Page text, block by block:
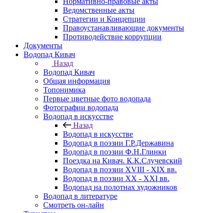
Ведомственные акты
Стратегии и Концепции
Правоустанавливающие документы
Противодействие коррупции
Документы
Водопад Кивач
Назад
Водопад Кивач
Общая информация
Топонимика
Первые цветные фото водопада
Фотографии водопада
Водопад в искусстве
Назад
Водопад в искусстве
Водопад в поэзии Г.Р.Державина
Водопад в поэзии Ф.Н.Глинки
Поездка на Кивач. К.К.Случевский
Водопад в поэзии XVIII - XIX вв.
Водопад в поэзии XX - XXI вв.
Водопад на полотнах художников
Водопад в литературе
Смотреть он-лайн